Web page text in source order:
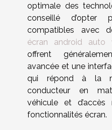
optimale des
conseillé d’opter
compatibles avec
écran android auto
offrent
avancée et une
qui répond à la
conducteur en
véhicule et d’accès
fonctionnalités écran.